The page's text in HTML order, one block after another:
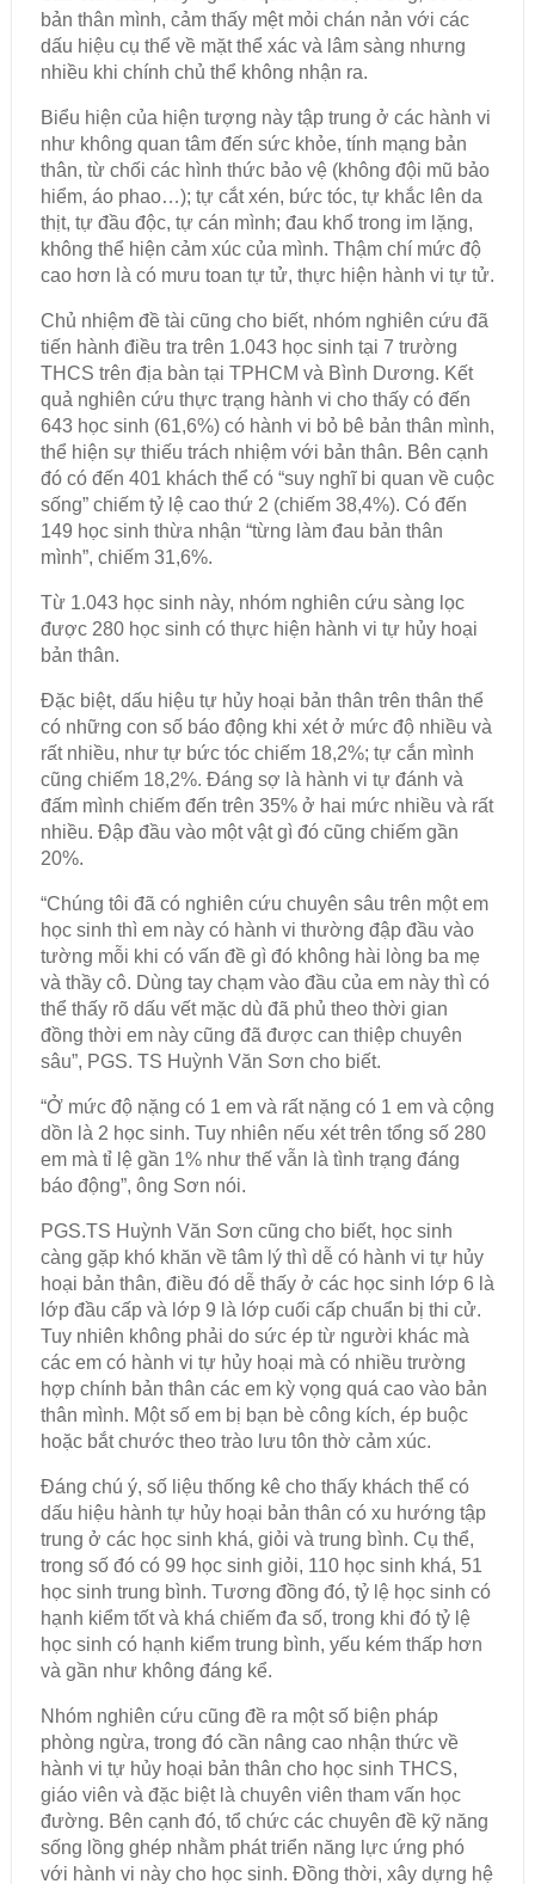
bản thân mình, cảm thấy mệt mỏi chán nản với các
dấu hiệu cụ thể về mặt thể xác và lâm sàng nhưng
nhiều khi chính chủ thể không nhận ra.
Biểu hiện của hiện tượng này tập trung ở các hành vi
như không quan tâm đến sức khỏe, tính mạng bản
thân, từ chối các hình thức bảo vệ (không đội mũ bảo
hiểm, áo phao…); tự cắt xén, bức tóc, tự khắc lên da
thịt, tự đầu độc, tự cán mình; đau khổ trong im lặng,
không thể hiện cảm xúc của mình. Thậm chí mức độ
cao hơn là có mưu toan tự tử, thực hiện hành vi tự tử.
Chủ nhiệm đề tài cũng cho biết, nhóm nghiên cứu đã
tiến hành điều tra trên 1.043 học sinh tại 7 trường
THCS trên địa bàn tại TPHCM và Bình Dương. Kết
quả nghiên cứu thực trạng hành vi cho thấy có đến
643 học sinh (61,6%) có hành vi bỏ bê bản thân mình,
thể hiện sự thiếu trách nhiệm với bản thân. Bên cạnh
đó có đến 401 khách thể có “suy nghĩ bi quan về cuộc
sống” chiếm tỷ lệ cao thứ 2 (chiếm 38,4%). Có đến
149 học sinh thừa nhận “từng làm đau bản thân
mình”, chiếm 31,6%.
Từ 1.043 học sinh này, nhóm nghiên cứu sàng lọc
được 280 học sinh có thực hiện hành vi tự hủy hoại
bản thân.
Đặc biệt, dấu hiệu tự hủy hoại bản thân trên thân thể
có những con số báo động khi xét ở mức độ nhiều và
rất nhiều, như tự bức tóc chiếm 18,2%; tự cắn mình
cũng chiếm 18,2%. Đáng sợ là hành vi tự đánh và
đấm mình chiếm đến trên 35% ở hai mức nhiều và rất
nhiều. Đập đầu vào một vật gì đó cũng chiếm gần
20%.
“Chúng tôi đã có nghiên cứu chuyên sâu trên một em
học sinh thì em này có hành vi thường đập đầu vào
tường mỗi khi có vấn đề gì đó không hài lòng ba mẹ
và thầy cô. Dùng tay chạm vào đầu của em này thì có
thể thấy rõ dấu vết mặc dù đã phủ theo thời gian
đồng thời em này cũng đã được can thiệp chuyên
sâu”, PGS. TS Huỳnh Văn Sơn cho biết.
“Ở mức độ nặng có 1 em và rất nặng có 1 em và cộng
dồn là 2 học sinh. Tuy nhiên nếu xét trên tổng số 280
em mà tỉ lệ gần 1% như thế vẫn là tình trạng đáng
báo động”, ông Sơn nói.
PGS.TS Huỳnh Văn Sơn cũng cho biết, học sinh
càng gặp khó khăn về tâm lý thì dễ có hành vi tự hủy
hoại bản thân, điều đó dễ thấy ở các học sinh lớp 6 là
lớp đầu cấp và lớp 9 là lớp cuối cấp chuẩn bị thi cử.
Tuy nhiên không phải do sức ép từ người khác mà
các em có hành vi tự hủy hoại mà có nhiều trường
hợp chính bản thân các em kỳ vọng quá cao vào bản
thân mình. Một số em bị bạn bè công kích, ép buộc
hoặc bắt chước theo trào lưu tôn thờ cảm xúc.
Đáng chú ý, số liệu thống kê cho thấy khách thể có
dấu hiệu hành tự hủy hoại bản thân có xu hướng tập
trung ở các học sinh khá, giỏi và trung bình. Cụ thể,
trong số đó có 99 học sinh giỏi, 110 học sinh khá, 51
học sinh trung bình. Tương đồng đó, tỷ lệ học sinh có
hạnh kiểm tốt và khá chiếm đa số, trong khi đó tỷ lệ
học sinh có hạnh kiểm trung bình, yếu kém thấp hơn
và gần như không đáng kể.
Nhóm nghiên cứu cũng đề ra một số biện pháp
phòng ngừa, trong đó cần nâng cao nhận thức về
hành vi tự hủy hoại bản thân cho học sinh THCS,
giáo viên và đặc biệt là chuyên viên tham vấn học
đường. Bên cạnh đó, tổ chức các chuyên đề kỹ năng
sống lồng ghép nhằm phát triển năng lực ứng phó
với hành vi này cho học sinh. Đồng thời, xây dựng hệ